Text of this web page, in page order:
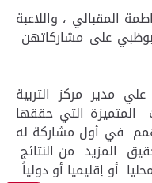
المقبالي ، واللاعبة
على مشاركاتهن
مدير مركز التربية
المتميزة التي حققها
في أول مشاركة له
المزيد من النتائج
أو إقليميا أو دولياً